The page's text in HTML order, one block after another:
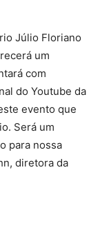
Júlio Floriano
um
com
do Youtube da
evento que
Será um
para nossa
diretora da